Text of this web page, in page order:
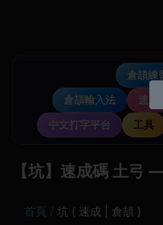
倉頡練
倉頡輸入法
速成
中文打字平台
工具
【坑】速成碼 土弓
首頁 坑 ( 速成 | 倉頡 )